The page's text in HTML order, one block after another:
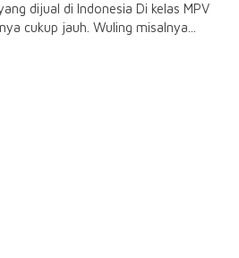
dijual di Indonesia Di kelas MPV
cukup jauh. Wuling misalnya...